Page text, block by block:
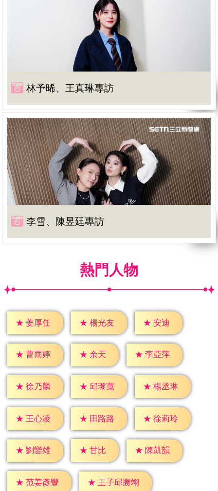
林予晞、王真琳專訪
李雪、陳昱廷專訪
熱門人物
★ 姜厚任 ★ 楊光友 ★ 安迪
★ 曹雨婷 ★ 余天 ★ 李亞萍
★ 徐乃麟 ★ 邱瓈寬 ★ 楊丞琳
★ 王心凌 ★ 田路路 ★ 徐莉玲
★ 劉鑾雄 ★ 甘比 ★ 陳凱韻
★ 范姜彥豐 ★ 王子邱勝翊